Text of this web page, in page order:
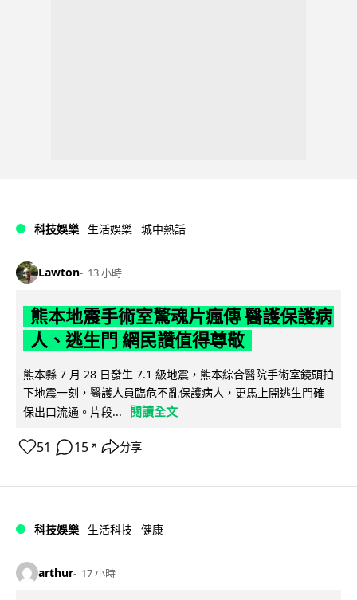
科技娛樂 生活娛樂 城中熱話
Lawton 13 小時
熊本地震手術室驚魂片瘋傳 醫護保護病
人、逃生門 網民讚值得尊敬
熊本縣 7 月 28 日發生 7.1 級地震，熊本綜合醫院手術室鏡頭拍
下地震一刻，醫護人員臨危不亂保護病人，更馬上開逃生門確
保出口流通。片段...
閱讀全文
51 15 ↗ 分享
科技娛樂 生活科技 健康
arthur 17 小時